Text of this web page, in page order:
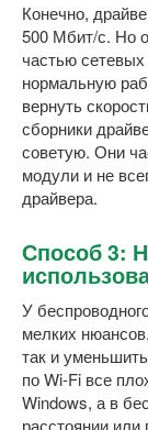
Конечно,
500 Мбит/с. Но
частью
нормальную
вернуть
сборники
советую. Они
модули и не
драйвера.
Способ 3:
У
мелких
так и
по Wi-Fi все
Windows, а в
расстоянии